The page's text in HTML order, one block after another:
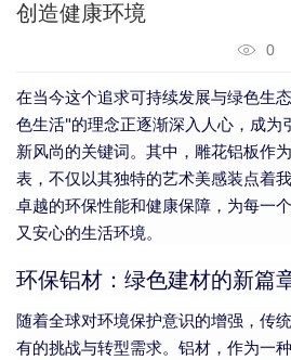
创造健康环境
0
在当今这个追求可持续发展与绿色生
色生活"的理念正逐渐深入人心，成为
新风尚的关键词。其中，雕花铝板作
表，不仅以其独特的艺术美感装点着
卓越的环保性能和健康保障，为每一
又安心的生活环境。
环保铝材：绿色建材的新篇
随着全球对环境保护意识的增强，传
有的挑战与转型需求。铝材，作为一